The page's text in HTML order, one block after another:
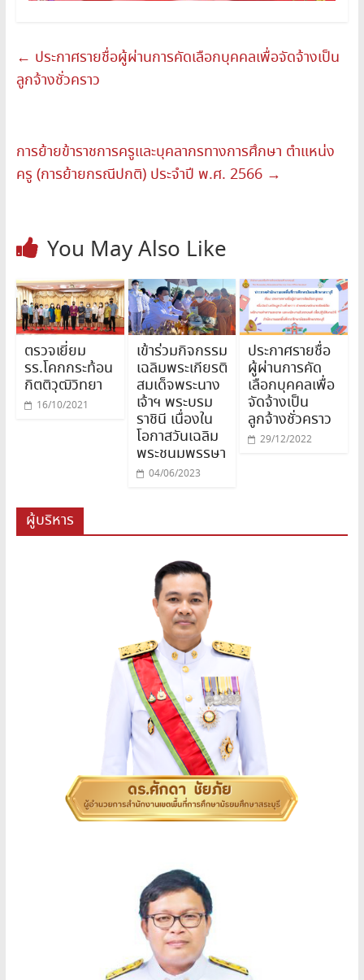
← ประกาศรายชื่อผู้ผ่านการคัดเลือกบุคคลเพื่อจัดจ้างเป็น
ลูกจ้างชั่วคราว
การย้ายข้าราชการครูและบุคลากรทางการศึกษา ตำแหน่ง
ครู (การย้ายกรณีปกติ) ประจำปี พ.ศ. 2566 →
You May Also Like
ตรวจเยี่ยม
รร.โคกกระท้อน
กิตติวุฒิวิทยา
16/10/2021
เข้าร่วมกิจกรรม
เฉลิมพระเกียรติ
สมเด็จพระนาง
เจ้าฯ พระบรม
ราชินี เนื่องใน
โอกาสวันเฉลิม
พระชนมพรรษา
04/06/2023
ประกาศรายชื่อ
ผู้ผ่านการคัด
เลือกบุคคลเพื่อ
จัดจ้างเป็น
ลูกจ้างชั่วคราว
29/12/2022
ผู้บริหาร